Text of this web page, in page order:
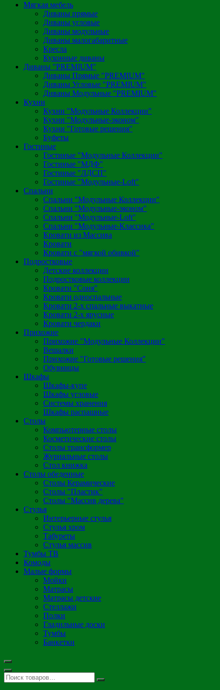
Мягкая мебель
Диваны прямые
Диваны угловые
Диваны модульные
Диваны малогабаритные
Кресла
Кухонные диваны
Диваны "PREMIUM"
Диваны Прямые "PREMIUM"
Диваны Угловые "PREMIUM"
Диваны Модульные "PREMIUM"
Кухни
Кухни "Модульные Коллекции"
Кухни "Модульные-эконом"
Кухни "Готовые решения"
Буфеты
Гостиные
Гостиные "Модульные Коллекции"
Гостиные "МДФ"
Гостиные "ЛДСП"
Гостиные "Модульные-Loft"
Спальни
Спальни "Модульные Коллекции"
Спальни "Модульные-эконом"
Спальни "Модульные-Loft"
Спальни "Модульные-Классика"
Кровати из Массива
Кровати
Кровати с "мягкой обивкой"
Подростковые
Детские коллекции
Подростковые коллекции
Кровати "Соня"
Кровати односпальные
Кровати 2-х спальные выкатные
Кровати 2-х ярусные
Кровати чердаки
Прихожие
Прихожие "Модульные Коллекции"
Вешалки
Прихожие "Готовые решения"
Обувницы
Шкафы
Шкафы-купе
Шкафы угловые
Системы хранения
Шкафы распашные
Столы
Компьютерные столы
Косметические столы
Столы трансформер
Журнальные столы
Стол книжка
Столы обеденные
Столы Керамические
Столы "Пластик"
Столы "Массив дерева"
Стулья
Интерьерные стулья
Стулья хром
Табуреты
Стулья массив
Тумбы ТВ
Комоды
Малые формы
Мойки
Матрасы
Матрасы детские
Стеллажи
Полки
Гладильные доски
Тумбы
Банкетки